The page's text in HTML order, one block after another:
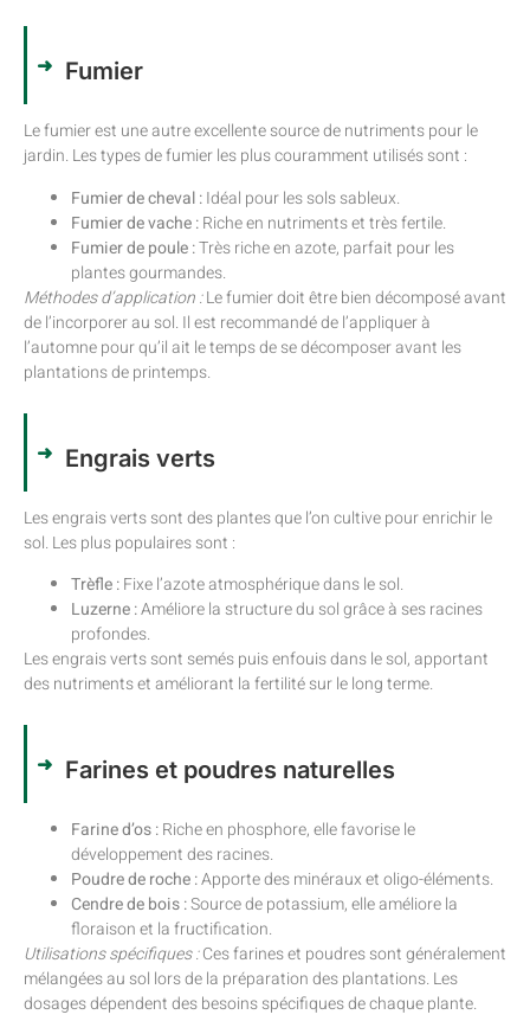
Fumier
Le fumier est une autre excellente source de nutriments pour le
jardin. Les types de fumier les plus couramment utilisés sont :
Fumier de cheval :Idéal pour les sols sableux.
Fumier de vache :Riche en nutriments et très fertile.
Fumier de poule :Très riche en azote, parfait pour les
plantes gourmandes.
Méthodes d’application :Le fumier doit être bien décomposé avant
de l’incorporer au sol. Il est recommandé de l’appliquer à
l’automne pour qu’il ait le temps de se décomposer avant les
plantations de printemps.
Engrais verts
Les engrais verts sont des plantes que l’on cultive pour enrichir le
sol. Les plus populaires sont :
Trèfle :Fixe l’azote atmosphérique dans le sol.
Luzerne :Améliore la structure du sol grâce à ses racines
profondes.
Les engrais verts sont semés puis enfouis dans le sol, apportant
des nutriments et améliorant la fertilité sur le long terme.
Farines et poudres naturelles
Farine d’os :Riche en phosphore, elle favorise le
développement des racines.
Poudre de roche :Apporte des minéraux et oligo-éléments.
Cendre de bois :Source de potassium, elle améliore la
floraison et la fructification.
Utilisations spécifiques :Ces farines et poudres sont généralement
mélangées au sol lors de la préparation des plantations. Les
dosages dépendent des besoins spécifiques de chaque plante.